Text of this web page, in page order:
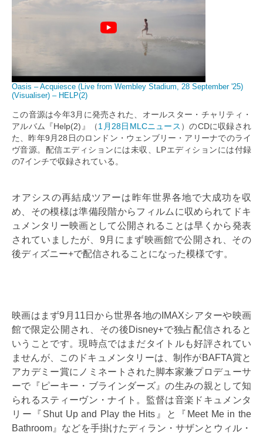
Oasis – Acquiesce (Live from Wembley Stadium, 28 September '25)
(Visualiser) – HELP(2)
この音源は今年3月に発売された、オールスター・チャリティ・
アルバム『Help(2)』（1月28日MLCニュース ）のCDに収録され
た、昨年9月28日のロンドン・ウェンブリー・アリーナでのライ
ヴ音源。配信エディションには未収、LPエディションには付録
の7インチで収録されている。
オアシスの再結成ツアーは昨年世界各地で大成功を収
め、その模様は準備段階からフィルムに収められてドキ
ュメンタリー映画として公開されることは早くから発表
されていましたが、9月にまず映画館で公開され、その
後ディズニー+で配信されることになった模様です。
映画はまず9月11日から世界各地のIMAXシアターや映画
館で限定公開され、その後Disney+で独占配信されると
いうことです。現時点ではまだタイトルも好評されてい
ませんが、このドキュメンタリーは、制作がBAFTA賞と
アカデミー賞にノミネートされた脚本家兼プロデューサ
ーで『ピーキー・ブラインダーズ』の生みの親として知
られるスティーヴン・ナイト。監督は音楽ドキュメンタ
リー『Shut Up and Play the Hits』と『Meet Me in the
Bathroom』などを手掛けたディラン・サザンとウィル・